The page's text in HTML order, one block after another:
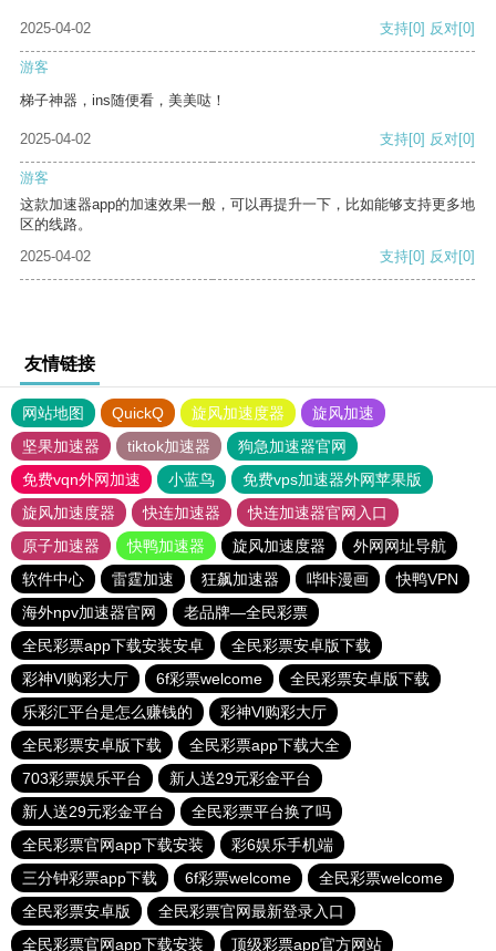
2025-04-02 支持[0] 反对[0]
游客
梯子神器，ins随便看，美美哒！
2025-04-02 支持[0] 反对[0]
游客
这款加速器app的加速效果一般，可以再提升一下，比如能够支持更多地
区的线路。
2025-04-02
支持[0] 反对[0]
友情链接
网站地图 QuickQ 旋风加速度器
旋风加速
坚果加速器
tiktok加速器
狗急加速器官网
免费vqn外网加速
小蓝鸟
免费vps加速器外网苹果版
旋风加速度器
快连加速器
快连加速器官网入口
原子加速器
快鸭加速器 旋风加速度器
外网网址导航
软件中心
雷霆加速 狂飙加速器 哔咔漫画
快鸭VPN
海外npv加速器官网
老品牌—全民彩票
全民彩票app下载安装安卓
全民彩票安卓版下载
彩神Vl购彩大厅
6f彩票welcome
全民彩票安卓版下载
乐彩汇平台是怎么赚钱的
彩神Vl购彩大厅
全民彩票安卓版下载
全民彩票app下载大全
703彩票娱乐平台
新人送29元彩金平台
新人送29元彩金平台
全民彩票平台换了吗
全民彩票官网app下载安装
彩6娱乐手机端
三分钟彩票app下载
6f彩票welcome
全民彩票welcome
全民彩票安卓版
全民彩票官网最新登录入口
全民彩票官网app下载安装
顶级彩票app官方网站